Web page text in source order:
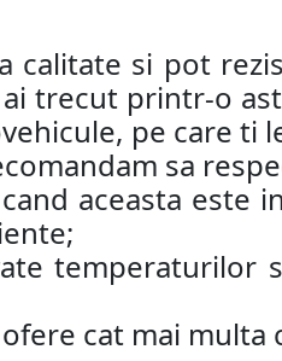
si pot
trecut printr-o
pe care ti
sa
aceasta este
temperaturilor
cat mai